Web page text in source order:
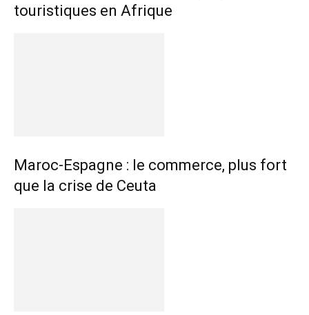
touristiques en Afrique
Maroc-Espagne : le commerce, plus fort
que la crise de Ceuta